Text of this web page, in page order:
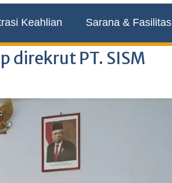
Keahlian Sarana & Fasilitas
direkrut PT. SISM